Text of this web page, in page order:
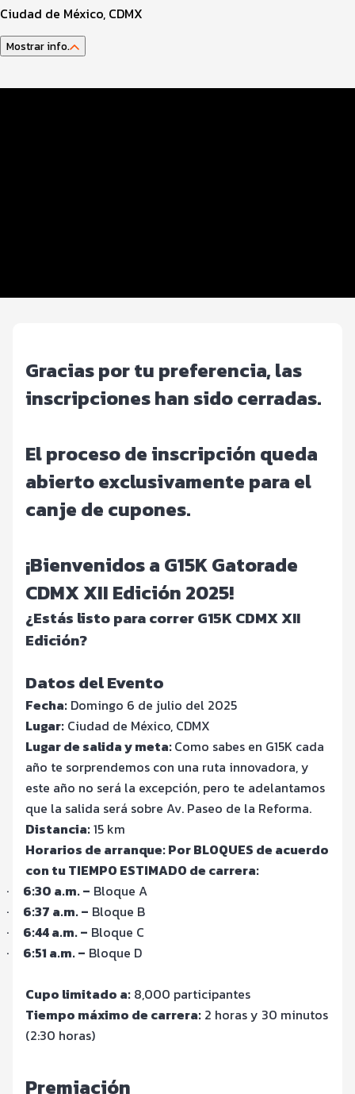
Ciudad de México, CDMX
Mostrar info.
Gracias por tu preferencia, las
inscripciones han sido cerradas.
El proceso de inscripción queda
abierto exclusivamente para el
canje de cupones.
¡Bienvenidos a G15K Gatorade
CDMX XII Edición 2025!
¿Estás listo para correr G15K CDMX XII
Edición?
Datos del Evento
Fecha: Domingo 6 de julio del 2025
Lugar: Ciudad de México, CDMX
Lugar de salida y meta:Como sabes en G15K cada
año te sorprendemos con una ruta innovadora, y
este año no será la excepción, pero te adelantamos
que la salida será sobre Av. Paseo de la Reforma.
Distancia:15 km
Horarios de arranque: Por BLOQUES de acuerdo
con tu TIEMPO ESTIMADO de carrera:
·
6:30 a.m. – Bloque A
·
6:37 a.m. – Bloque B
·
6:44 a.m. – Bloque C
·
6:51 a.m. – Bloque D
Cupo limitado a: 8,000 participantes
Tiempo máximo de carrera: 2 horas y 30 minutos
(2:30 horas)
Premiación